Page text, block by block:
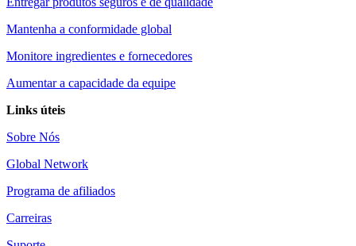
Mantenha a conformidade global
Monitore ingredientes e fornecedores
Aumentar a capacidade da equipe
Links úteis
Sobre Nós
Global Network
Programa de afiliados
Carreiras